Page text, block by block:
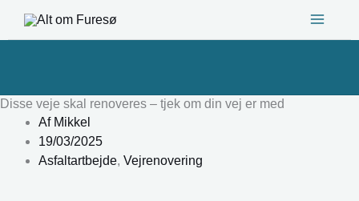
Disse veje skal renoveres – tjek om din vej er med
AfMikkel
19/03/2025
Asfaltartbejde, Vejrenovering